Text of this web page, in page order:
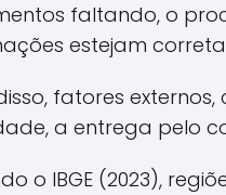
faltando, o
estejam
fatores
a entrega pelo
o IBGE (2023),